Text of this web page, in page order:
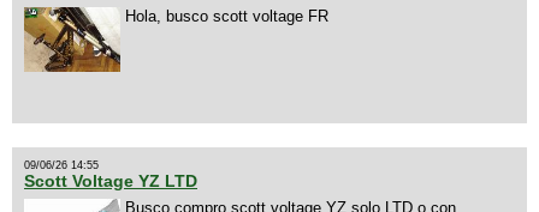
Hola, busco scott voltage FR
09/06/26 14:55
Scott Voltage YZ LTD
Busco compro scott voltage YZ solo LTD o con